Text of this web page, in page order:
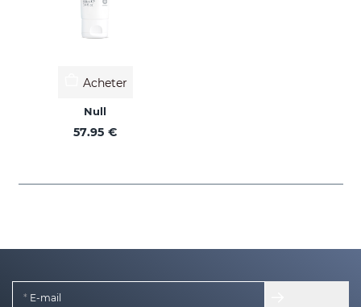
Acheter
Null
57.95 €
E-mail